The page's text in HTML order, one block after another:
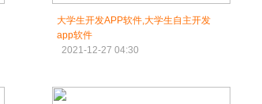
大学生开发APP软件,大学生自主开发
app软件
2021-12-27 04:30